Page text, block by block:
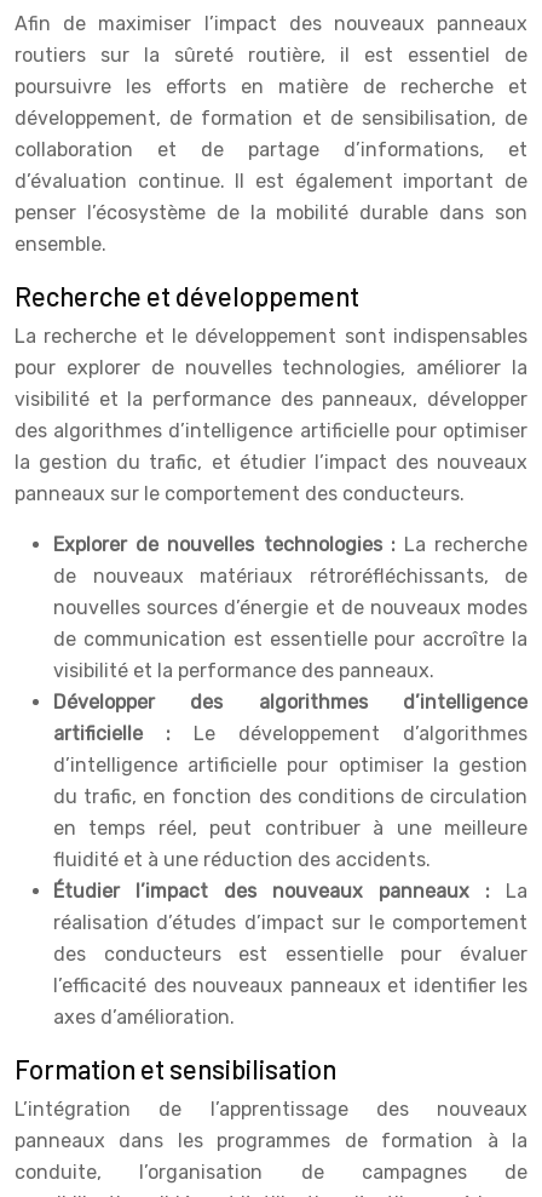
Afin de maximiser l’impact des nouveaux panneaux
routiers sur la sûreté routière, il est essentiel de
poursuivre les efforts en matière de recherche et
développement, de formation et de sensibilisation, de
collaboration et de partage d’informations, et
d’évaluation continue. Il est également important de
penser l’écosystème de la mobilité durable dans son
ensemble.
Recherche et développement
La recherche et le développement sont indispensables
pour explorer de nouvelles technologies, améliorer la
visibilité et la performance des panneaux, développer
des algorithmes d’intelligence artificielle pour optimiser
la gestion du trafic, et étudier l’impact des nouveaux
panneaux sur le comportement des conducteurs.
Explorer de nouvelles technologies : La recherche
de nouveaux matériaux rétroréfléchissants, de
nouvelles sources d’énergie et de nouveaux modes
de communication est essentielle pour accroître la
visibilité et la performance des panneaux.
Développer des algorithmes d’intelligence
artificielle : Le développement d’algorithmes
d’intelligence artificielle pour optimiser la gestion
du trafic, en fonction des conditions de circulation
en temps réel, peut contribuer à une meilleure
fluidité et à une réduction des accidents.
Étudier l’impact des nouveaux panneaux : La
réalisation d’études d’impact sur le comportement
des conducteurs est essentielle pour évaluer
l’efficacité des nouveaux panneaux et identifier les
axes d’amélioration.
Formation et sensibilisation
L’intégration de l’apprentissage des nouveaux
panneaux dans les programmes de formation à la
conduite, l’organisation de campagnes de